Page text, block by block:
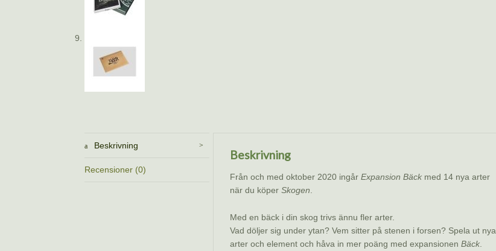
Beskrivning
Recensioner (0)
Beskrivning
Från och med oktober 2020 ingår Expansion Bäckmed 14 nya arter
när du köper Skogen
Med en bäck i din skog trivs ännu fler arter.
Vad döljer sig under ytan? Vem sitter på stenen i forsen? Spela ut nya
arter och element och håva in mer poäng med expansionen Bäck.